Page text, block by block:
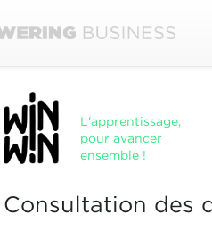
L'apprentissage,
pour avancer
ensemble !
Consultation des